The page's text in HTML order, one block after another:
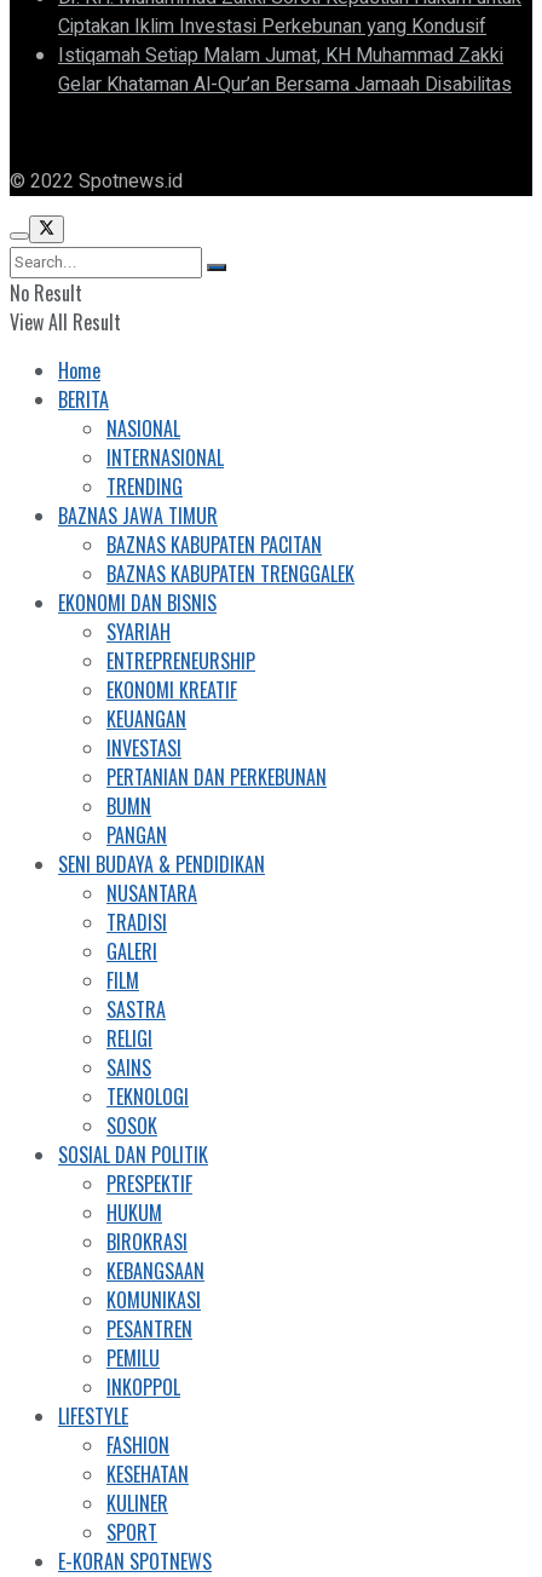
Ciptakan Iklim Investasi Perkebunan yang Kondusif
Istiqamah Setiap Malam Jumat, KH Muhammad Zakki
Gelar Khataman Al-Qur’an Bersama Jamaah Disabilitas
© 2022 Spotnews.id
No Result
View All Result
Home
BERITA
NASIONAL
INTERNASIONAL
TRENDING
BAZNAS JAWA TIMUR
BAZNAS KABUPATEN PACITAN
BAZNAS KABUPATEN TRENGGALEK
EKONOMI DAN BISNIS
SYARIAH
ENTREPRENEURSHIP
EKONOMI KREATIF
KEUANGAN
INVESTASI
PERTANIAN DAN PERKEBUNAN
BUMN
PANGAN
SENI BUDAYA & PENDIDIKAN
NUSANTARA
TRADISI
GALERI
FILM
SASTRA
RELIGI
SAINS
TEKNOLOGI
SOSOK
SOSIAL DAN POLITIK
PRESPEKTIF
HUKUM
BIROKRASI
KEBANGSAAN
KOMUNIKASI
PESANTREN
PEMILU
INKOPPOL
LIFESTYLE
FASHION
KESEHATAN
KULINER
SPORT
E-KORAN SPOTNEWS